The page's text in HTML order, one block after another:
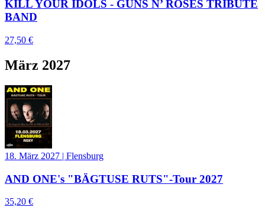
KILL YOUR IDOLS - GUNS N’ ROSES TRIBUTE
BAND
27,50 €
März 2027
18. März 2027 | Flensburg
AND ONE's "BÄGTUSE RUTS"-Tour 2027
35,20 €